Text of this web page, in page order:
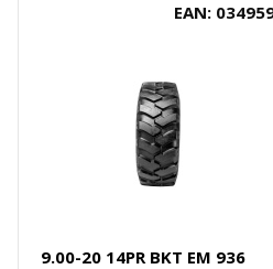
EAN:
9.00-20 14PR BKT EM 936